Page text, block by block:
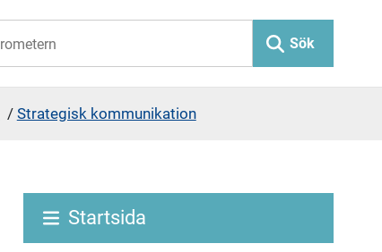
Sök
/ Strategisk kommunikation
Startsida